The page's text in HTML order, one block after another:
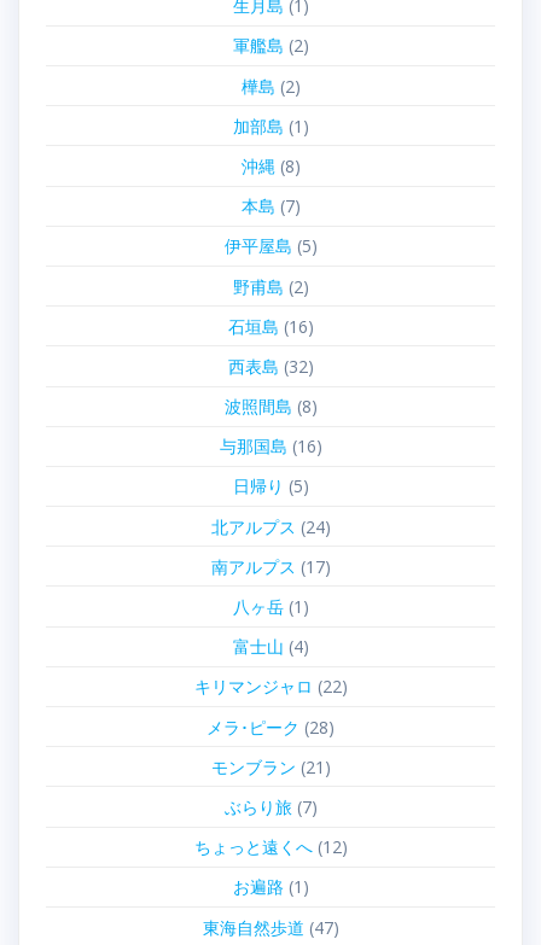
生月島 (1)
軍艦島 (2)
樺島 (2)
加部島 (1)
沖縄(8)
本島 (7)
伊平屋島 (5)
野甫島 (2)
石垣島 (16)
西表島 (32)
波照間島 (8)
与那国島 (16)
日帰り (5)
北アルプス (24)
南アルプス (17)
八ヶ岳(1)
富士山 (4)
キリマンジャロ (22)
メラ･ピーク (28)
モンブラン (21)
ぶらり旅(7)
ちょっと遠くへ(12)
お遍路 (1)
東海自然歩道 (47)